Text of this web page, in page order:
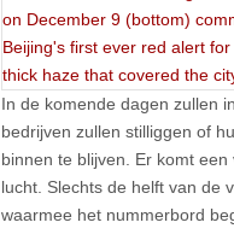
In de komende dagen zullen
bedrijven zullen stilliggen of
binnen te blijven. Er komt
lucht. Slechts de helft van de
waarmee het nummerbord